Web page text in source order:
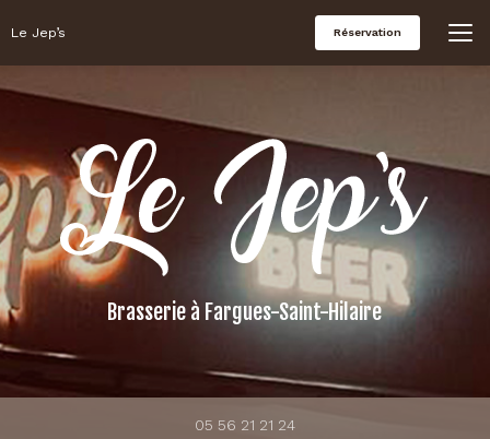
auLe Jep’s Réservation
Brasserie à Fargues-Saint-Hilaire
05 56 21 21 24